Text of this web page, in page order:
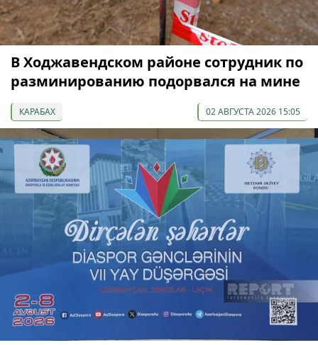
В Ходжавендском районе сотрудник по
разминированию подорвался на мине
КАРАБАХ 02 АВГУСТА 2026 15:05